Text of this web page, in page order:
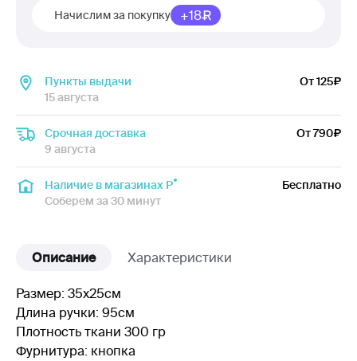
Начислим за покупку +18
Пункты выдачи
15 августа
От 125
Срочная доставка
9 августа
От 790
Наличие в магазинах Р
Соберем за 30 минут
Бесплатно
Описание Характеристики
Размер: 35х25см
Длина ручки: 95см
Плотность ткани 300 гр
Фурнитура: кнопка